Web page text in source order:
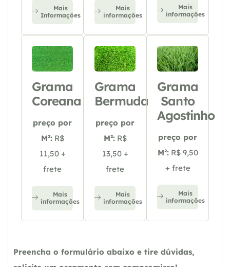
Mais
Informações
Mais
informações
Mais
informações
Grama
Coreana
preço por
M²: R$
11,50 +
frete
Mais
informações
Grama
Bermuda
preço por
M²: R$
13,50 +
frete
Mais
informações
Grama
Santo
Agostinho
preço por
M²: R$ 9,50
+ frete
Mais
informações
Preencha o formulário abaixo e tire dúvidas,